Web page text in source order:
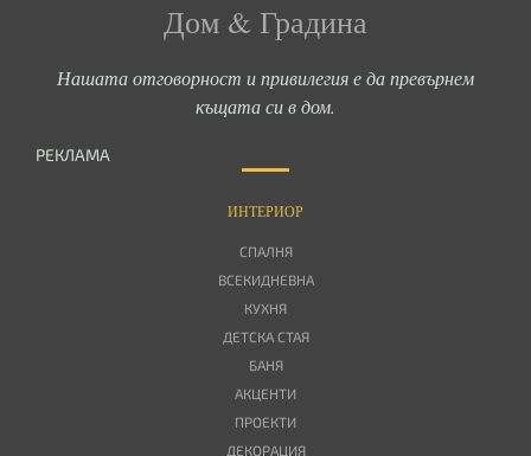
Дом & Градина
Нашата отговорност и привилегия е да превърнем
къщата си в дом.
РЕКЛАМА
ИНТЕРИОР
СПАЛНЯ
ВСЕКИДНЕВНА
КУХНЯ
ДЕТСКА СТАЯ
БАНЯ
АКЦЕНТИ
ПРОЕКТИ
ДЕКОРАЦИЯ